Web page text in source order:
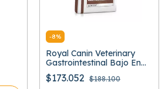
-8%
Royal Canin Veterinary
Gastrointestinal Bajo En
Grasa
$173.052 $188.100